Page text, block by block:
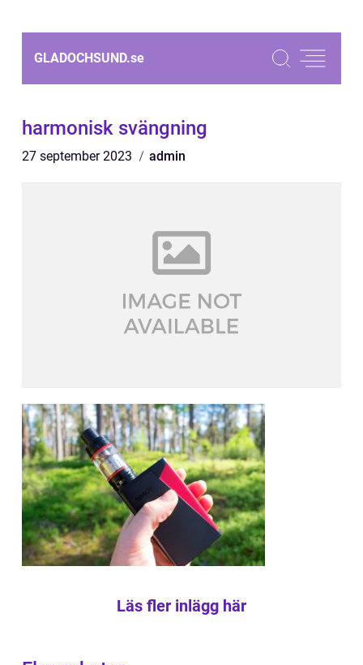
GLADOCHSUND.se
harmonisk svängning
27 september 2023 admin
Läs fler inlägg här